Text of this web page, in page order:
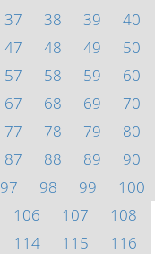
37 38 39
40
47 48 49
50
57 58 59
60
67 68 69
70
77 78 79
80
87 88 89
90
97 98 99
100
106 107
108
114 115
116